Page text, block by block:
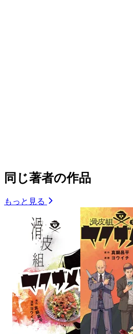
同じ著者の作品
もっと見る